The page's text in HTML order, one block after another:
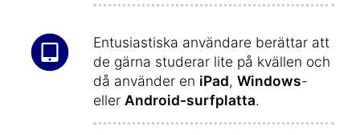
Entusiastiska användare berättar att
de gärna studerar lite på kvällen och
då använder en iPad, Windows-
eller Android-surfplatta.